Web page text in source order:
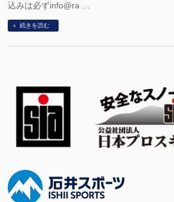
込みは必ずinfo@ra …
続きを読む